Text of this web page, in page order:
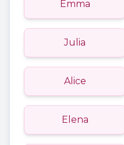
Emma
Julia
Alice
Elena